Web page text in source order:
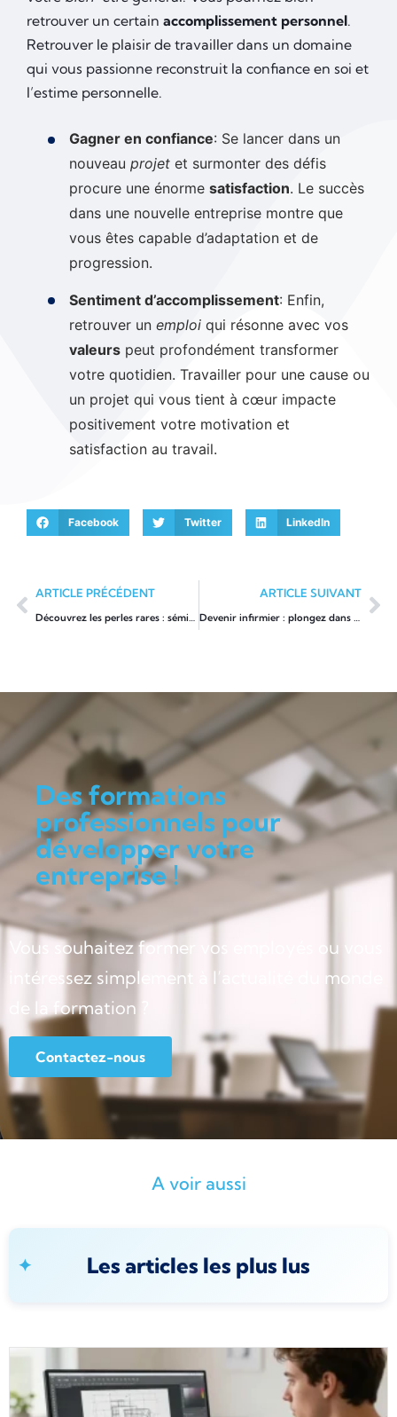
retrouver un certain accomplissement personnel.
Retrouver le plaisir de travailler dans un domaine
qui vous passionne reconstruit la confiance en soi et
l’estime personnelle.
Gagner en confiance: Se lancer dans un
nouveau projet et surmonter des défis
procure une énorme satisfaction. Le succès
dans une nouvelle entreprise montre que
vous êtes capable d’adaptation et de
progression.
Sentiment d’accomplissement: Enfin,
retrouver un emploi qui résonne avec vos
valeurs peut profondément transformer
votre quotidien. Travailler pour une cause ou
un projet qui vous tient à cœur impacte
positivement votre motivation et
satisfaction au travail.
Facebook Twitter LinkedIn
ARTICLE PRÉCÉDENT
Découvrez les perles rares : séminaires et ateliers innovants en formation
ARTICLE SUIVANT
Devenir infirmier : plongez dans l’univers des soins dès le premier cours
Des formations
professionnels pour
développer votre
entreprise !
Vous souhaitez former vos employés ou vous
intéressez simplement à l’actualité du monde
de la formation ?
Contactez-nous
A voir aussi
Les articles les plus lus